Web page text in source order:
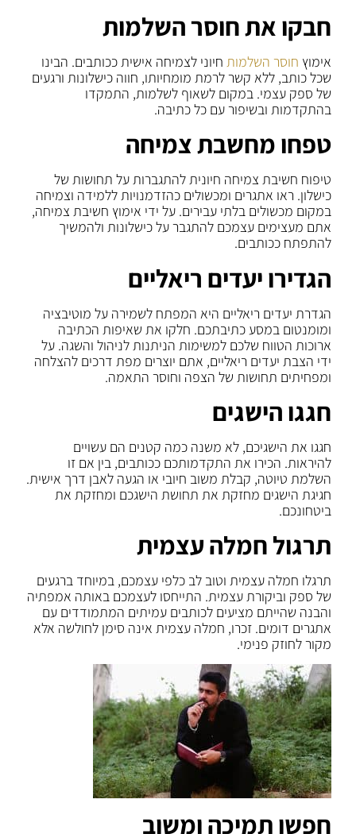
חבקו את חוסר השלמות
אימוץ חוסר השלמות חיוני לצמיחה אישית ככותבים. הבינו
שכל כותב, ללא קשר לרמת מומחיותו, חווה כישלונות ורגעים
של ספק עצמי. במקום לשאוף לשלמות, התמקדו
בהתקדמות ובשיפור עם כל כתיבה.
טפחו מחשבת צמיחה
טיפוח חשיבת צמיחה חיונית להתגברות על תחושות של
כישלון. ראו אתגרים ומכשולים כהזדמנויות ללמידה וצמיחה
במקום מכשולים בלתי עבירים. על ידי אימוץ חשיבת צמיחה,
אתם מעצימים עצמכם להתגבר על כישלונות ולהמשיך
להתפתח ככותבים.
הגדירו יעדים ריאליים
הגדרת יעדים ריאליים היא המפתח לשמירה על מוטיבציה
ומומנטום במסע כתיבתכם. חלקו את שאיפות הכתיבה
ארוכות הטווח שלכם למשימות הניתנות לניהול והשגה. על
ידי הצבת יעדים ריאליים, אתם יוצרים מפת דרכים להצלחה
ומפחיתים תחושות של הצפה וחוסר התאמה.
חגגו הישגים
חגגו את הישגיכם, לא משנה כמה קטנים הם עשויים
להיראות. הכירו את התקדמותכם ככותבים, בין אם זו
השלמת טיוטה, קבלת משוב חיובי או הגעה לאבן דרך אישית.
חגיגת הישגים מחזקת את תחושת הישגכם ומחזקת את
ביטחונכם.
תרגול חמלה עצמית
תרגלו חמלה עצמית וטוב לב כלפי עצמכם, במיוחד ברגעים
של ספק וביקורת עצמית. התייחסו לעצמכם באותה אמפתיה
והבנה שהייתם מציעים לכותבים עמיתים המתמודדים עם
אתגרים דומים. זכרו, חמלה עצמית אינה סימן לחולשה אלא
מקור לחוזק פנימי.
חפשו תמיכה ומשוב